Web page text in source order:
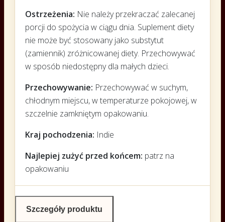
Ostrzeżenia: Nie należy przekraczać zalecanej
porcji do spożycia w ciągu dnia. Suplement diety
nie może być stosowany jako substytut
(zamiennik) zróżnicowanej diety. Przechowywać
w sposób niedostępny dla małych dzieci.
Przechowywanie: Przechowywać w suchym,
chłodnym miejscu, w temperaturze pokojowej, w
szczelnie zamkniętym opakowaniu.
Kraj pochodzenia: Indie
Najlepiej zużyć przed końcem: patrz na
opakowaniu
Szczegóły produktu